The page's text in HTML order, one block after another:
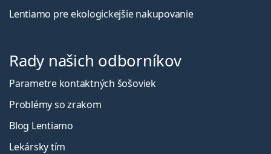
Lentiamo pre ekologickejšie nakupovanie
Rady našich odborníkov
Parametre kontaktných šošoviek
Problémy so zrakom
Blog Lentiamo
Lekársky tím